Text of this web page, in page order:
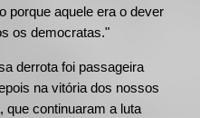
porque aquele era o dever
os democratas."
derrota foi passageira
na vitória dos nossos
que continuaram a luta